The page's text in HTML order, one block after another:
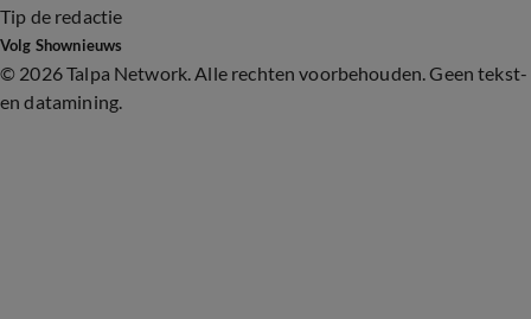
Tip de redactie
Volg Shownieuws
© 2026 Talpa Network. Alle rechten voorbehouden. Geen tekst-
en datamining.